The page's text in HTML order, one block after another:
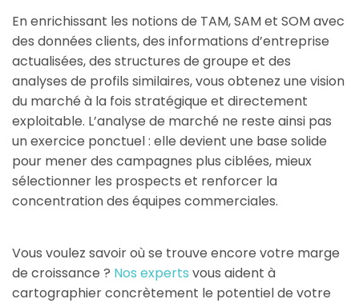
En enrichissant les notions de TAM, SAM et SOM avec
des données clients, des informations d’entreprise
actualisées, des structures de groupe et des
analyses de profils similaires, vous obtenez une vision
du marché à la fois stratégique et directement
exploitable. L’analyse de marché ne reste ainsi pas
un exercice ponctuel : elle devient une base solide
pour mener des campagnes plus ciblées, mieux
sélectionner les prospects et renforcer la
concentration des équipes commerciales.
Vous voulez savoir où se trouve encore votre marge
de croissance ? Nos experts vous aident à
cartographier concrètement le potentiel de votre